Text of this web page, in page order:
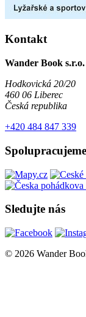
Kontakt
Wander Book s.r.o.
Hodkovická 20/20
460 06 Liberec
Česká republika
+420 484 847 339
Spolupracujeme
Sledujte nás
© 2026 Wander